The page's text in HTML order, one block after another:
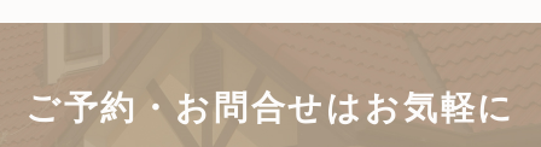
ご予約・お問合せは お気軽に